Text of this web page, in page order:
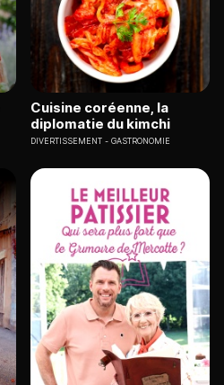
Cuisine coréenne, la
diplomatie du kimchi
DIVERTISSEMENT GASTRONOMIE